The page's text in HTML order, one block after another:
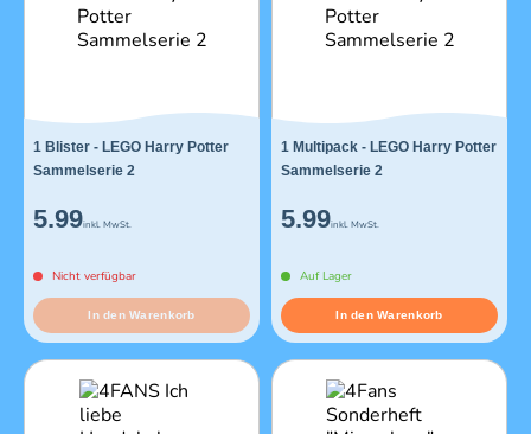
1 Blister - LEGO Harry Potter
Sammelserie 2
5.99inkl. MwSt.
Nicht verfügbar
In den Warenkorb
1 Multipack - LEGO Harry Potter
Sammelserie 2
5.99inkl. MwSt.
Auf Lager
In den Warenkorb